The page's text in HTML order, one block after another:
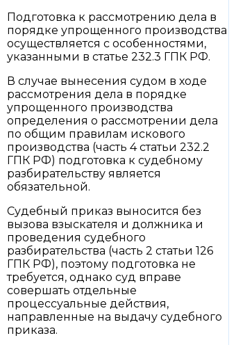
Подготовка к рассмотрению дела в
порядке упрощенного производства
осуществляется с особенностями,
указанными в статье 232.3 ГПК РФ.
В случае вынесения судом в ходе
рассмотрения дела в порядке
упрощенного производства
определения о рассмотрении дела
по общим правилам искового
производства (часть 4 статьи 232.2
ГПК РФ) подготовка к судебному
разбирательству является
обязательной.
Судебный приказ выносится без
вызова взыскателя и должника и
проведения судебного
разбирательства (часть 2 статьи 126
ГПК РФ), поэтому подготовка не
требуется, однако суд вправе
совершать отдельные
процессуальные действия,
направленные на выдачу судебного
приказа.